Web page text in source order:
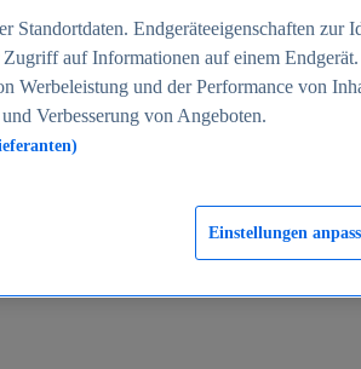
2005-2025
Standortdaten. Endgeräteeigenschaften zur
auf Informationen auf einem
Werbeleistung und der Performance von
Verbesserung von Angeboten.
Einstellungen